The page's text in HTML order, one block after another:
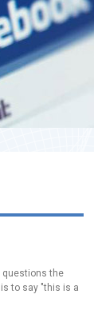
questions the
to say "this is a